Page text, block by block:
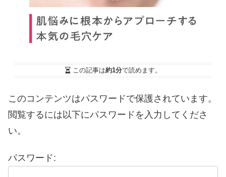
この記事は約1分で読めます。
このコンテンツはパスワードで保護されています。
閲覧するには以下にパスワードを入力してくださ
い。
パスワード: